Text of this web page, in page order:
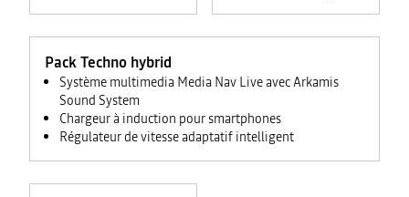
Pack Techno hybrid
Système multimedia Media Nav Live avec Arkamis
Sound System
Chargeur à induction pour smartphones
Régulateur de vitesse adaptatif intelligent